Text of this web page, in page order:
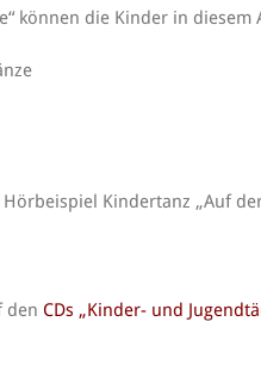
können die Kinder in diesem
Hörbeispiel Kindertanz „Auf
den CDs „Kinder- und